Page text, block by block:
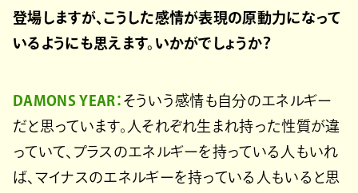
登場しますが、こうした感情が表現の原動力になって
いるようにも思えます。いかがでしょうか？
DAMONS YEAR： そういう感情も自分のエネルギー
だと思っています。人それぞれ生まれ持った性質が違
っていて、プラスのエネルギーを持っている人もいれ
ば、マイナスのエネルギーを持っている人もいると思